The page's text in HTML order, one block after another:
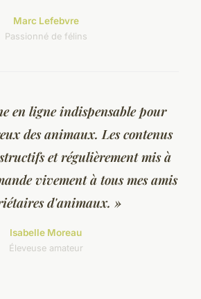
Marc Lefebvre
Passionné de félins
en ligne indispensable pour
des animaux. Les contenus
et régulièrement mis à
vivement à tous mes amis
d'animaux. »
Isabelle Moreau
Éleveuse amateur